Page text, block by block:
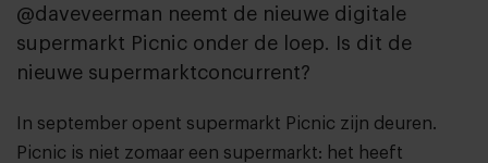
@daveveerman neemt de nieuwe digitale
supermarkt Picnic onder de loep. Is dit de
nieuwe supermarktconcurrent?
In september opent supermarkt Picnic zijn deuren.
Picnic is niet zomaar een supermarkt: het heeft